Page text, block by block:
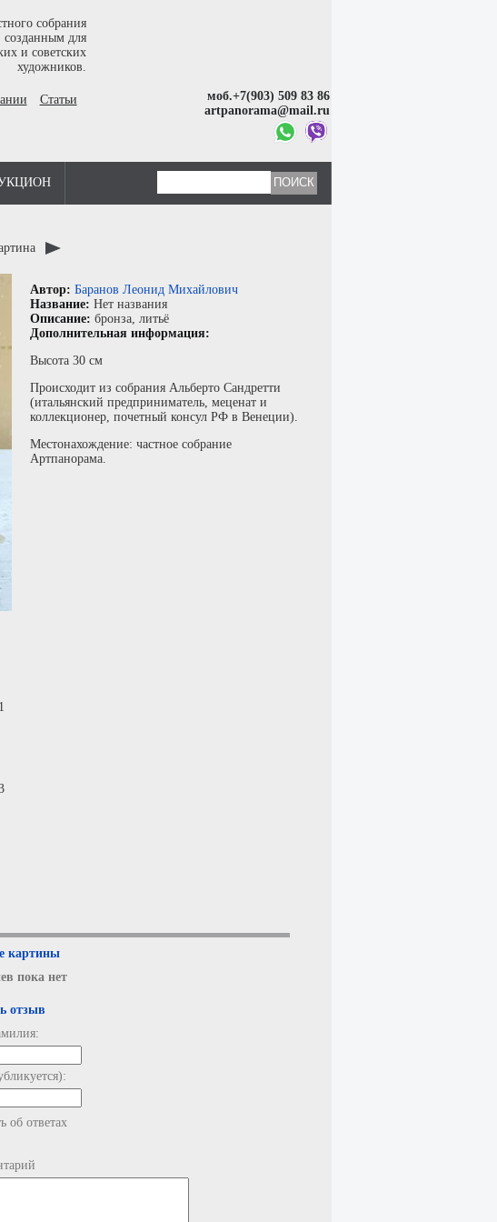
собрания
для
и советских
художников.
Статьи
моб.+7(903) 509 83 86
artpanorama@mail.ru
Автор: Баранов Леонид Михайлович
Название: Нет названия
Описание: бронза, литьё
Дополнительная информация:
Высота 30 см
Происходит из собрания Альберто Сандретти
(итальянский предприниматель, меценат и
коллекционер, почетный консул РФ в Венеции).
Местонахождение: частное собрание
Артпанорама.
картины
пока нет
отзыв
об ответах